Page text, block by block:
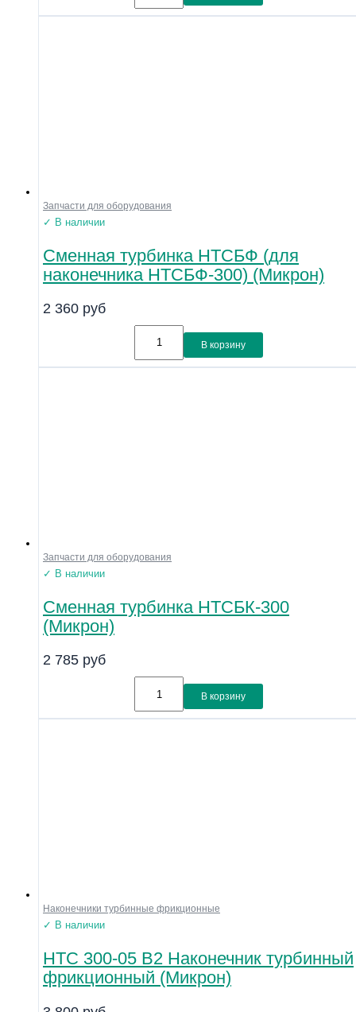
Запчасти для оборудования
✓ В наличии
Сменная турбинка НТСБФ (для
наконечника НТСБФ-300) (Микрон)
2 360 руб
В корзину
Запчасти для оборудования
✓ В наличии
Сменная турбинка НТСБК-300
(Микрон)
2 785 руб
В корзину
Наконечники турбинные фрикционные
✓ В наличии
НТС 300-05 В2 Наконечник турбинный
фрикционный (Микрон)